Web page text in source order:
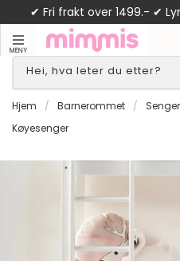
✔ Fri frakt over 1499.- ✔
MENY
Hjem / Barnerommet /
Køyesenger